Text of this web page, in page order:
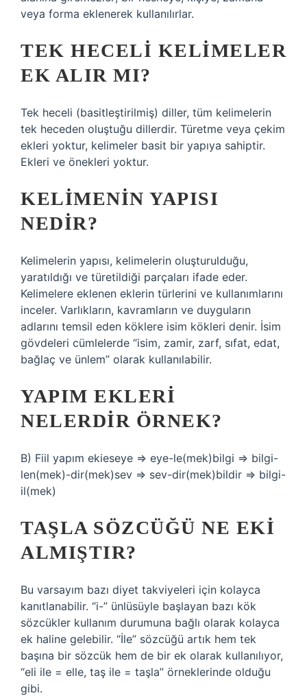
veya forma eklenerek kullanılırlar.
TEK HECELI KELIMELER
EK ALIR MI?
Tek heceli (basitleştirilmiş) diller, tüm kelimelerin
tek heceden oluştuğu dillerdir. Türetme veya çekim
ekleri yoktur, kelimeler basit bir yapıya sahiptir.
Ekleri ve önekleri yoktur.
KELIMENIN YAPISI
NEDIR?
Kelimelerin yapısı, kelimelerin oluşturulduğu,
yaratıldığı ve türetildiği parçaları ifade eder.
Kelimelere eklenen eklerin türlerini ve kullanımlarını
inceler. Varlıkların, kavramların ve duyguların
adlarını temsil eden köklere isim kökleri denir. İsim
gövdeleri cümlelerde “isim, zamir, zarf, sıfat, edat,
bağlaç ve ünlem” olarak kullanılabilir.
YAPIM EKLERI
NELERDIR ÖRNEK?
B) Fiil yapım ekieseye ⇒ eye-le(mek)bilgi ⇒ bilgi-
len(mek)-dir(mek)sev ⇒ sev-dir(mek)bildir ⇒ bilgi-
il(mek)
TAŞLA SÖZCÜĞÜ NE EKI
ALMIŞTIR?
Bu varsayım bazı diyet takviyeleri için kolayca
kanıtlanabilir. “i-” ünlüsüyle başlayan bazı kök
sözcükler kullanım durumuna bağlı olarak kolayca
ek haline gelebilir. “İle” sözcüğü artık hem tek
başına bir sözcük hem de bir ek olarak kullanılıyor,
“eli ile = elle, taş ile = taşla” örneklerinde olduğu
gibi.